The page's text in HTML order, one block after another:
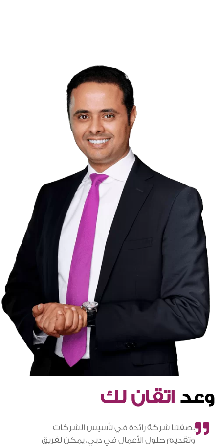
وعد اتقان لك
بصفتنا شركة رائدة في تأسيس الشركات
وتقديم حلول الأعمال في دبي، يمكن لفريق